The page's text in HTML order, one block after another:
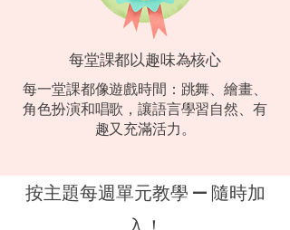
每堂課都以趣味為核心
每一堂課都像遊戲時間：跳舞、繪畫、
角色扮演和唱歌，讓語言學習自然、有
趣又充滿活力。
按主題每週單元教學 — 隨時加